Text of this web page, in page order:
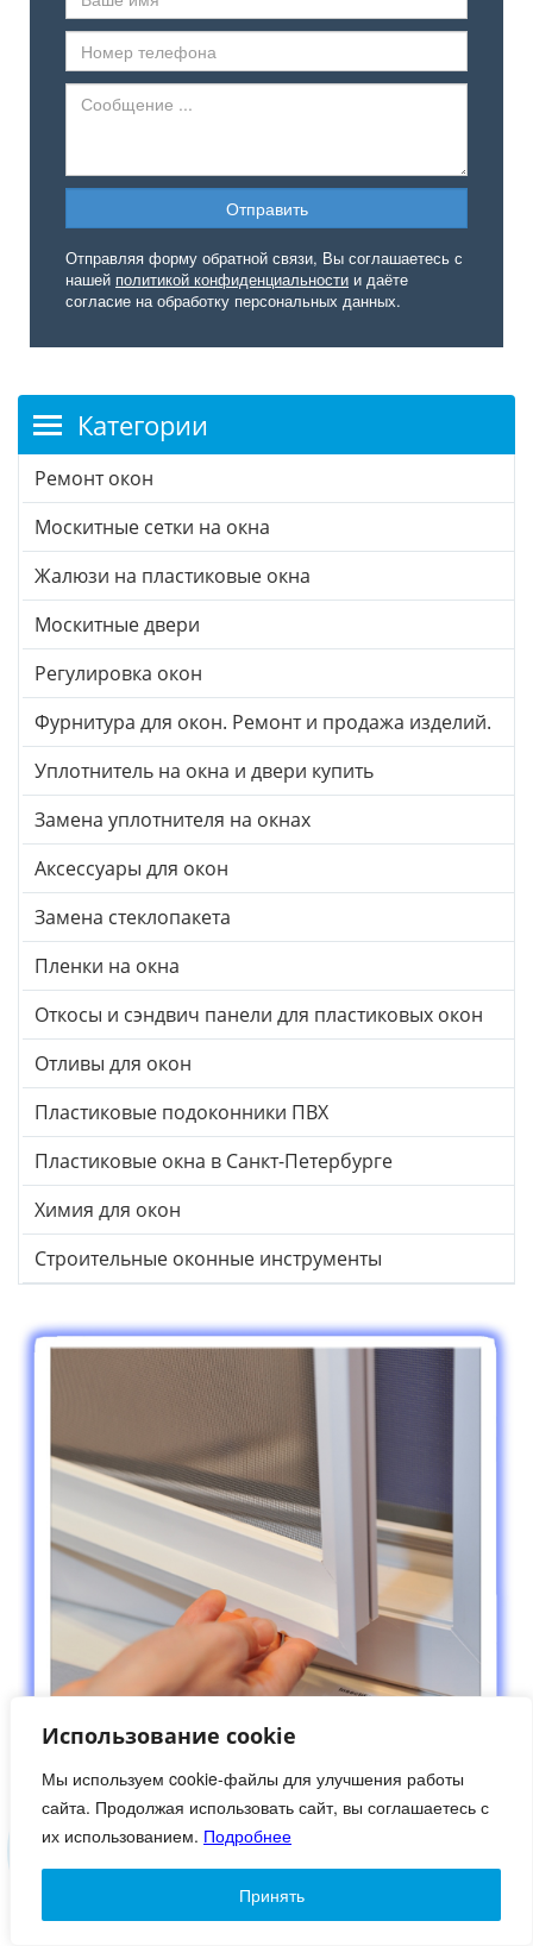
Использование cookie
Мы используем cookie-файлы для улучшения работы
сайта. Продолжая использовать сайт, вы соглашаетесь с
их использованием. Подробнее
Принять
Отправляя форму обратной связи, Вы соглашаетесь с
нашей политикой конфиденциальности и даёте
согласие на обработку персональных данных.
Категории
Ремонт окон
Москитные сетки на окна
Жалюзи на пластиковые окна
Москитные двери
Регулировка окон
Фурнитура для окон. Ремонт и продажа изделий.
Уплотнитель на окна и двери купить
Замена уплотнителя на окнах
Аксессуары для окон
Замена стеклопакета
Пленки на окна
Откосы и сэндвич панели для пластиковых окон
Отливы для окон
Пластиковые подоконники ПВХ
Пластиковые окна в Санкт-Петербурге
Химия для окон
Строительные оконные инструменты